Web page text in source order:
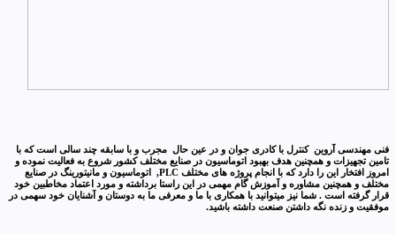
فنی مهندسی آروین کنترل با کادری جوان و در عین حال مجرب و با سابقه چند سالی است که با
تامین تجهیزات و همچنین هدف بهبود اتوماسیون در صنایع مختلف کشور شروع به فعالیت نموده و
امروز افتخار این را دارد که با انجام پروژه های مختلف PLC, اتوماسیون و مانیتورینگ در صنایع
مختلف و همچنین مشاوره و آموزش گام مهمی در این راستا برداشته و مورد اعتماد مخاطبین خود
قرار گرفته است . شما نیز میتوانید با همکاری با ما و معرفی ما به دوستان و آشنایان خود سهمی در
موفقیت و زنده نگه داشتن صنعت داشته باشید.